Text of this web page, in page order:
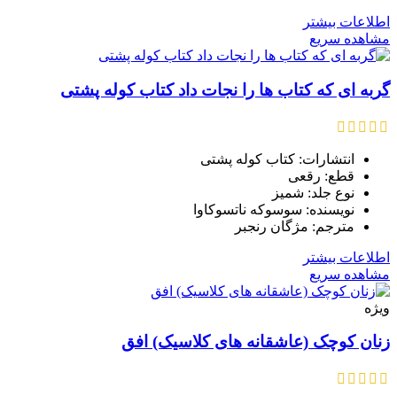
اطلاعات بیشتر
مشاهده سریع
گربه ای که کتاب ها را نجات داد کتاب کوله پشتی
انتشارات: کتاب کوله پشتی
قطع: رقعی
نوع جلد: شمیز
نویسنده: سوسوکه ناتسوکاوا
مترجم: مژگان رنجبر
اطلاعات بیشتر
مشاهده سریع
ویژه
زنان کوچک (عاشقانه های کلاسیک) افق